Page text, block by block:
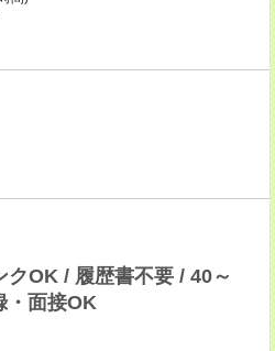
OK / 履歴書不要 / 40～
・面接OK